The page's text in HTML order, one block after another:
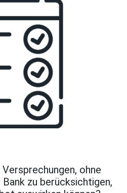
ohne
zu berücksichtigen,